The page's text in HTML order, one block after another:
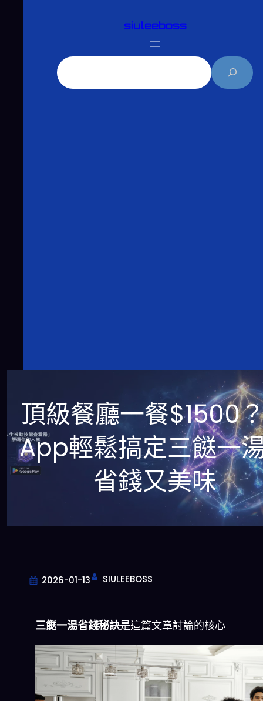
siuleeboss
頂級餐廳一餐$1500
App輕鬆搞定三餸一
省錢又美味
2026-01-13 SIULEEBOSS
三餸一湯省錢秘訣是這篇文章討論的核心